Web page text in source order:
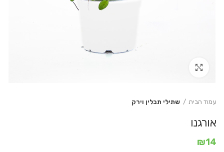
עמוד הבית שתילי תבלין וירק
אורגנו
₪14